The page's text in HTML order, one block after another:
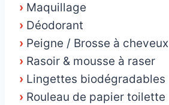
› Maquillage
› Déodorant
› Peigne / Brosse à cheveux
› Rasoir & mousse à raser
› Lingettes biodégradables
› Rouleau de papier toilette